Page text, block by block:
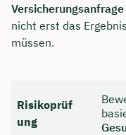
Versicherungsanfrage
nicht erst das
müssen.
Risikoprüf
ung